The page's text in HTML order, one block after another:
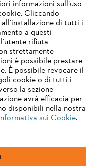
policy
legali
nicht unterstützen. Für
wir Ihnen, zu
chrome
edge
informazioni sull’uso
Cliccando
di tutti i
a questi
rifiuta
strettamente
è possibile prestare
È possibile revocare il
cookie o di tutti i
la sezione
avrà efficacia per
disponibili nella nostra
sui Cookie.